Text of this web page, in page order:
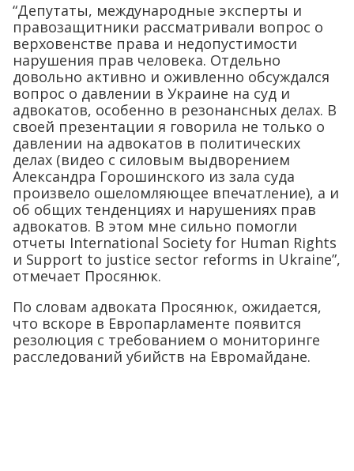
“Депутаты, международные эксперты и
правозащитники рассматривали вопрос о
верховенстве права и недопустимости
нарушения прав человека. Отдельно
довольно активно и оживленно обсуждался
вопрос о давлении в Украине на суд и
адвокатов, особенно в резонансных делах. В
своей презентации я говорила не только о
давлении на адвокатов в политических
делах (видео с силовым выдворением
Александра Горошинского из зала суда
произвело ошеломляющее впечатление), а и
об общих тенденциях и нарушениях прав
адвокатов. В этом мне сильно помогли
отчеты International Society for Human Rights
и Support to justice sector reforms in Ukraine”,
отмечает Просянюк.
По словам адвоката Просянюк, ожидается,
что вскоре в Европарламенте появится
резолюция c требованием о мониторинге
расследований убийств на Евромайдане.